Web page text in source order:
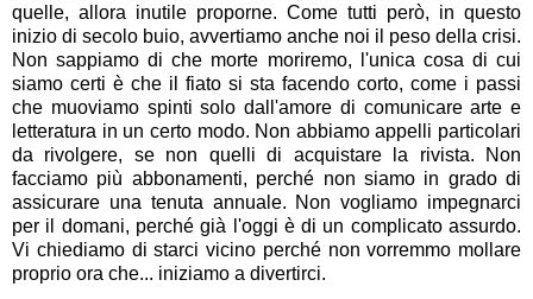
quelle, allora inutile proporne. Come tutti però, in questo
inizio di secolo buio, avvertiamo anche noi il peso della crisi.
Non sappiamo di che morte moriremo, l'unica cosa di cui
siamo certi è che il fiato si sta facendo corto, come i passi
che muoviamo spinti solo dall'amore di comunicare arte e
letteratura in un certo modo. Non abbiamo appelli particolari
da rivolgere, se non quelli di acquistare la rivista. Non
facciamo più abbonamenti, perché non siamo in grado di
assicurare una tenuta annuale. Non vogliamo impegnarci
per il domani, perché già l'oggi è di un complicato assurdo.
Vi chiediamo di starci vicino perché non vorremmo mollare
proprio ora che... iniziamo a divertirci.